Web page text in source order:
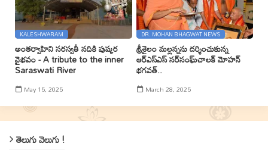
KALESHWARAM
అంతర్వాహిని సరస్వతీ నదికి పుష్కర
వైభవం - A tribute to the inner
Saraswati River
May 15, 2025
DR. MOHAN BHAGWAT NEWS
శ్రీశైలం మల్లన్నను దర్శించుకున్న
ఆర్ఎస్ఎస్ సర్‌సంఘ్‌చాలక్ మోహన్
భగవత్..
March 28, 2025
తెలుగు వెలుగు !